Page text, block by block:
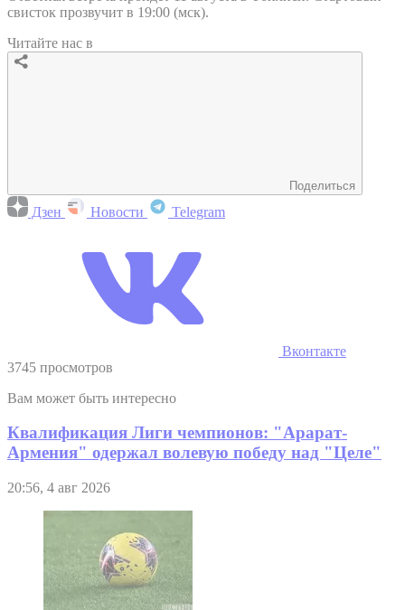
свисток прозвучит в 19:00 (мск).
Читайте нас в
Поделиться
Дзен Новости Telegram
Вконтакте
3745 просмотров
Вам может быть интересно
Квалификация Лиги чемпионов: "Арарат-
Армения" одержал волевую победу над "Целе"
20:56, 4 авг 2026